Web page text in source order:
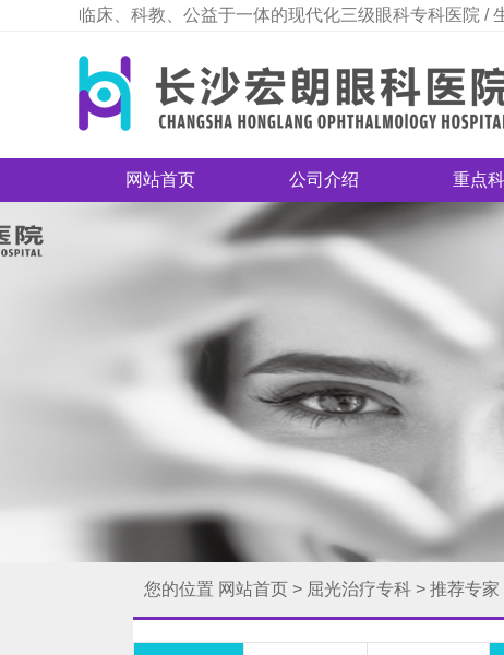
临床、科教、公益于一体的现代化三级眼科专科医院 /
网站首页 公司介绍 重点
您的位置 网站首页 > 屈光治疗专科 > 推荐专家